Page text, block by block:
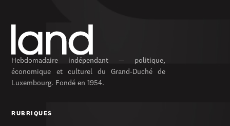
Hebdomadaire indépendant — politique,
économique et culturel du Grand-Duché de
Luxembourg. Fondé en 1954.
RUBRIQUES